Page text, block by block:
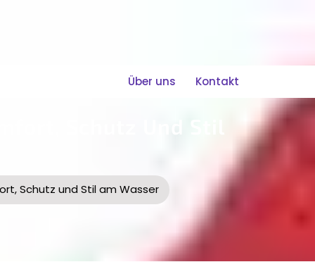
Über uns Kontakt
Schutz und Stil am Wasser